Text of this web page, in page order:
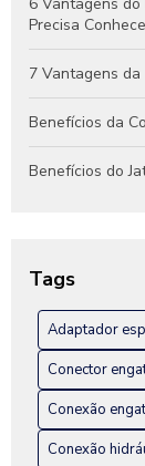
Precisa
7 Vantagens
Benefícios da
Benefícios do
Como Escolher
Projeto
Como
para Seu Projeto
Como
Como
Tags
Adaptador
Conector
Conexão
Conexão